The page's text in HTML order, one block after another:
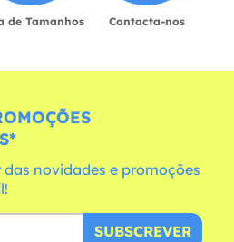
de Tamanhos Contacta-nos
novidades e promoções
SUBSCREVER